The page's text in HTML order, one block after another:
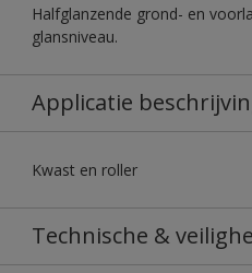
Halfglanzende grond- en
glansniveau.
Applicatie
Kwast en roller
Technische &